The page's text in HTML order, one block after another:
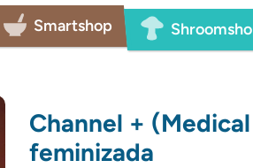
Smartshop
Channel +
feminizada